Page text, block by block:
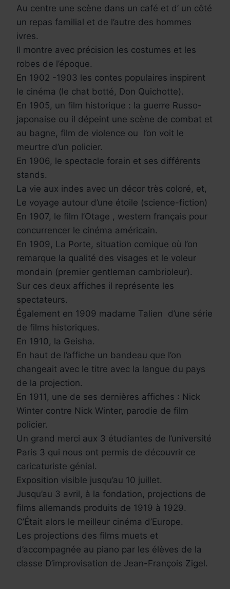
Au centre une scène dans un café et d’ un côté
un repas familial et de l’autre des hommes
ivres.
Il montre avec précision les costumes et les
robes de l’époque.
En 1902 -1903 les contes populaires inspirent
le cinéma (le chat botté, Don Quichotte).
En 1905, un film historique : la guerre Russo-
japonaise ou il dépeint une scène de combat et
au bagne, film de violence ou l’on voit le
meurtre d’un policier.
En 1906, le spectacle forain et ses différents
stands.
La vie aux indes avec un décor très coloré, et,
Le voyage autour d’une étoile (science-fiction)
En 1907, le film l’Otage , western français pour
concurrencer le cinéma américain.
En 1909, La Porte, situation comique où l’on
remarque la qualité des visages et le voleur
mondain (premier gentleman cambrioleur).
Sur ces deux affiches il représente les
spectateurs.
Également en 1909 madame Talien d’une série
de films historiques.
En 1910, la Geisha.
En haut de l’affiche un bandeau que l’on
changeait avec le titre avec la langue du pays
de la projection.
En 1911, une de ses dernières affiches : Nick
Winter contre Nick Winter, parodie de film
policier.
Un grand merci aux 3 étudiantes de l’université
Paris 3 qui nous ont permis de découvrir ce
caricaturiste génial.
Exposition visible jusqu’au 10 juillet.
Jusqu’au 3 avril, à la fondation, projections de
films allemands produits de 1919 à 1929.
C’Était alors le meilleur cinéma d’Europe.
Les projections des films muets et
d’accompagnée au piano par les élèves de la
classe D’improvisation de Jean-François Zigel.